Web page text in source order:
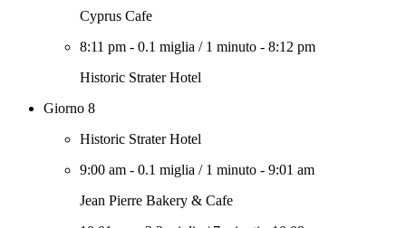
Cyprus Cafe
8:11 pm - 0.1 miglia / 1 minuto - 8:12 pm
Historic Strater Hotel
Giorno 8
Historic Strater Hotel
9:00 am - 0.1 miglia / 1 minuto - 9:01 am
Jean Pierre Bakery & Cafe